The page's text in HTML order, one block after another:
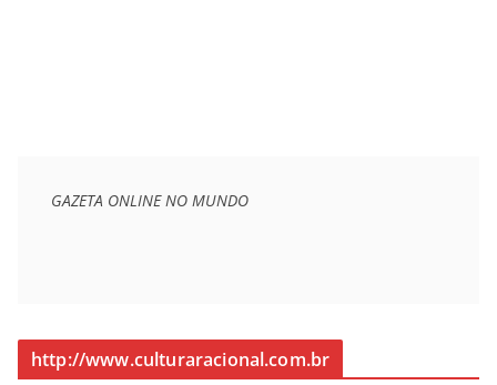
GAZETA ONLINE NO MUNDO
http://www.culturaracional.com.br